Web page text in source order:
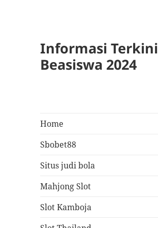
Informasi Terkini
Beasiswa 2024
Home
Sbobet88
Situs judi bola
Mahjong Slot
Slot Kamboja